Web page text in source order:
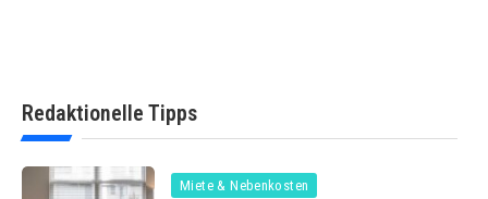
Redaktionelle Tipps
Miete & Nebenkosten